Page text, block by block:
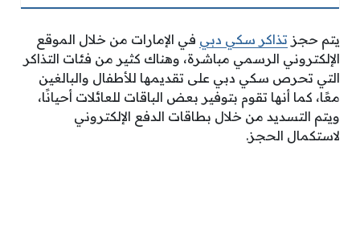
يتم حجز تذاكر سكي دبي في الإمارات من خلال الموقع
الإلكتروني الرسمي مباشرة، وهناك كثير من فئات التذاكر
التي تحرص سكي دبي على تقديمها للأطفال والبالغين
معًا، كما أنها تقوم بتوفير بعض الباقات للعائلات أحيانًا،
ويتم التسديد من خلال بطاقات الدفع الإلكتروني
لاستكمال الحجز.